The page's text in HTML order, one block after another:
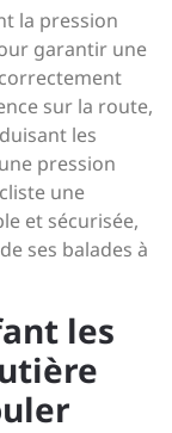
la pression
garantir une
sur la route,
les
pression
une
et sécurisée,
ses balades à
les